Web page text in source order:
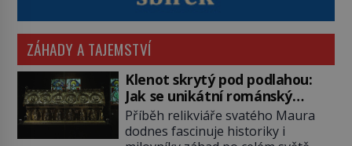
ZÁHADY A TAJEMSTVÍ
Klenot skrytý pod podlahou:
Jak se unikátní románský
poklad dostal do zapadlého
Bečova?
Příběh relikviáře svatého Maura
dodnes fascinuje historiky i